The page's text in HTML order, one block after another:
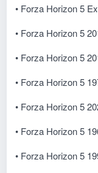
• Forza Horizon 5
• Forza Horizon 5
• Forza Horizon 5
• Forza Horizon 5
• Forza Horizon 5
• Forza Horizon 5
• Forza Horizon 5